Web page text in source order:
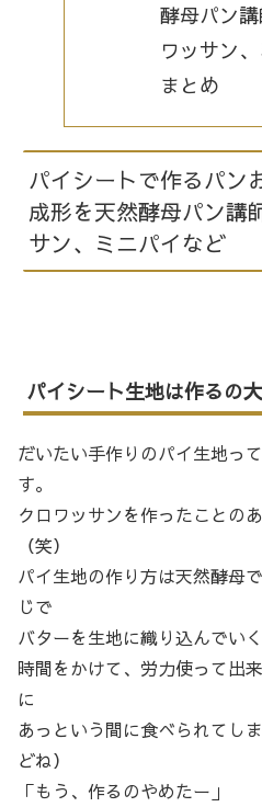
酵母パン
ワッサン
まとめ
パイシートで作るパン
成形を天然酵母パン講
サン、ミニパイなど
パイシート生地は作るの
だいたい手作りのパイ生地っ
す。
クロワッサンを作ったことの
（笑）
パイ生地の作り方は天然酵母
じで
バターを生地に織り込んでい
時間をかけて、労力使って出
に
あっという間に食べられてし
どね）
「もう、作るのやめたー」